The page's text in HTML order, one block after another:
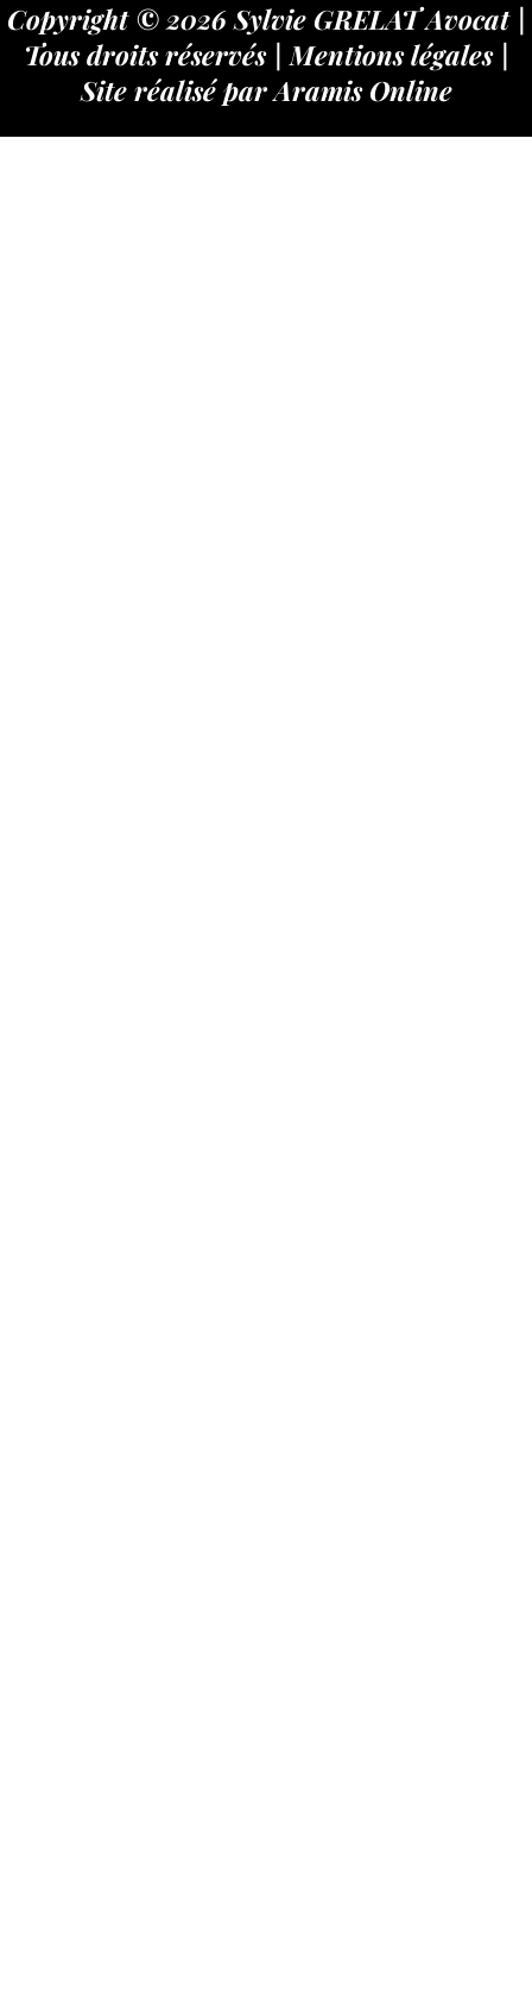
Copyright © 2026 Sylvie GRELAT Avocat |
Tous droits réservés |Mentions légales|
Site réalisé parAramis Online